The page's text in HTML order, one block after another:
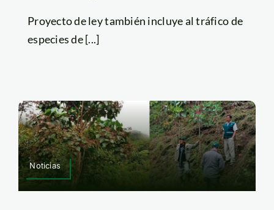
Proyecto de ley también incluye al tráfico de
especies de [...]
Noticias